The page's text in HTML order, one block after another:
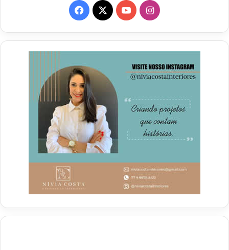
Facebook
X YouTubeInstagram